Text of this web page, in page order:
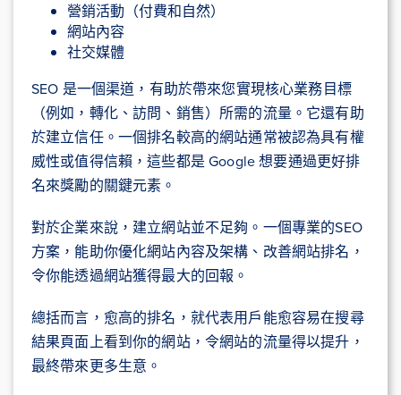
營銷活動（付費和自然）
網站內容
社交媒體
SEO 是一個渠道，有助於帶來您實現核心業務目標
（例如，轉化、訪問、銷售）所需的流量。它還有助
於建立信任。一個排名較高的網站通常被認為具有權
威性或值得信賴，這些都是 Google 想要通過更好排
名來獎勵的關鍵元素。
對於企業來說，建立網站並不足夠。一個專業的SEO
方案，能助你優化網站內容及架構、改善網站排名，
令你能透過網站獲得最大的回報。
總括而言，愈高的排名，就代表用戶能愈容易在搜尋
結果頁面上看到你的網站，令網站的流量得以提升，
最終帶來更多生意。